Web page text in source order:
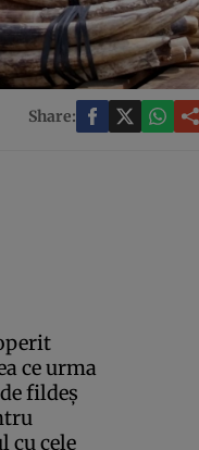
Share:
ce urma
fildeş
cu cele